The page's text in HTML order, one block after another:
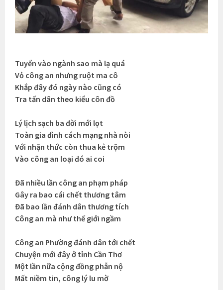
Tuyển vào ngành sao mà lạ quá
Vỏ công an nhưng ruột ma cô
Khắp đây đó ngày nào cũng có
Tra tấn dân theo kiểu côn đồ
Lý lịch sạch ba đời mới lọt
Toàn gia đình cách mạng nhà nòi
Với nhận thức còn thua kẻ trộm
Vào công an loại đó ai coi
Đã nhiều lần công an phạm pháp
Gây ra bao cái chết thương tâm
Đã bao lần đánh dân thương tích
Công an mà như thế giới ngầm
Công an Phường đánh dân tới chết
Chuyện mới đây ở tỉnh Cần Thơ
Một lần nữa cộng đồng phẫn nộ
Mất niềm tin, công lý lu mờ